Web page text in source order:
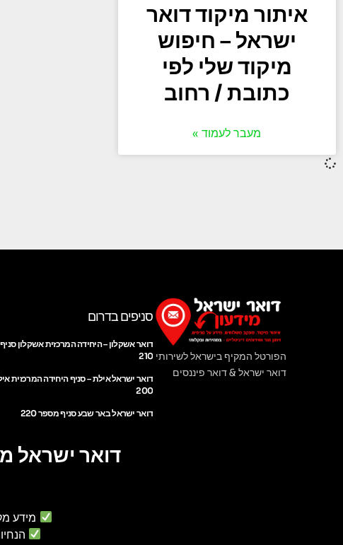
איתור מיקוד דואר
ישראל – חיפוש
מיקוד שלי לפי
כתובת / רחוב
מעבר לעמוד »
הפורטל המקיף בישראל לשירותי
דואר ישראל & דואר פיננסים
סניפים בדרום
דואר אשקלון – היחידה המרכזית אשקלון
210
דואר ישראל אילת – סניף היחידה המרכזית
200
דואר ישראל באר שבע סניף מספר 220
דואר ישראל
מידע